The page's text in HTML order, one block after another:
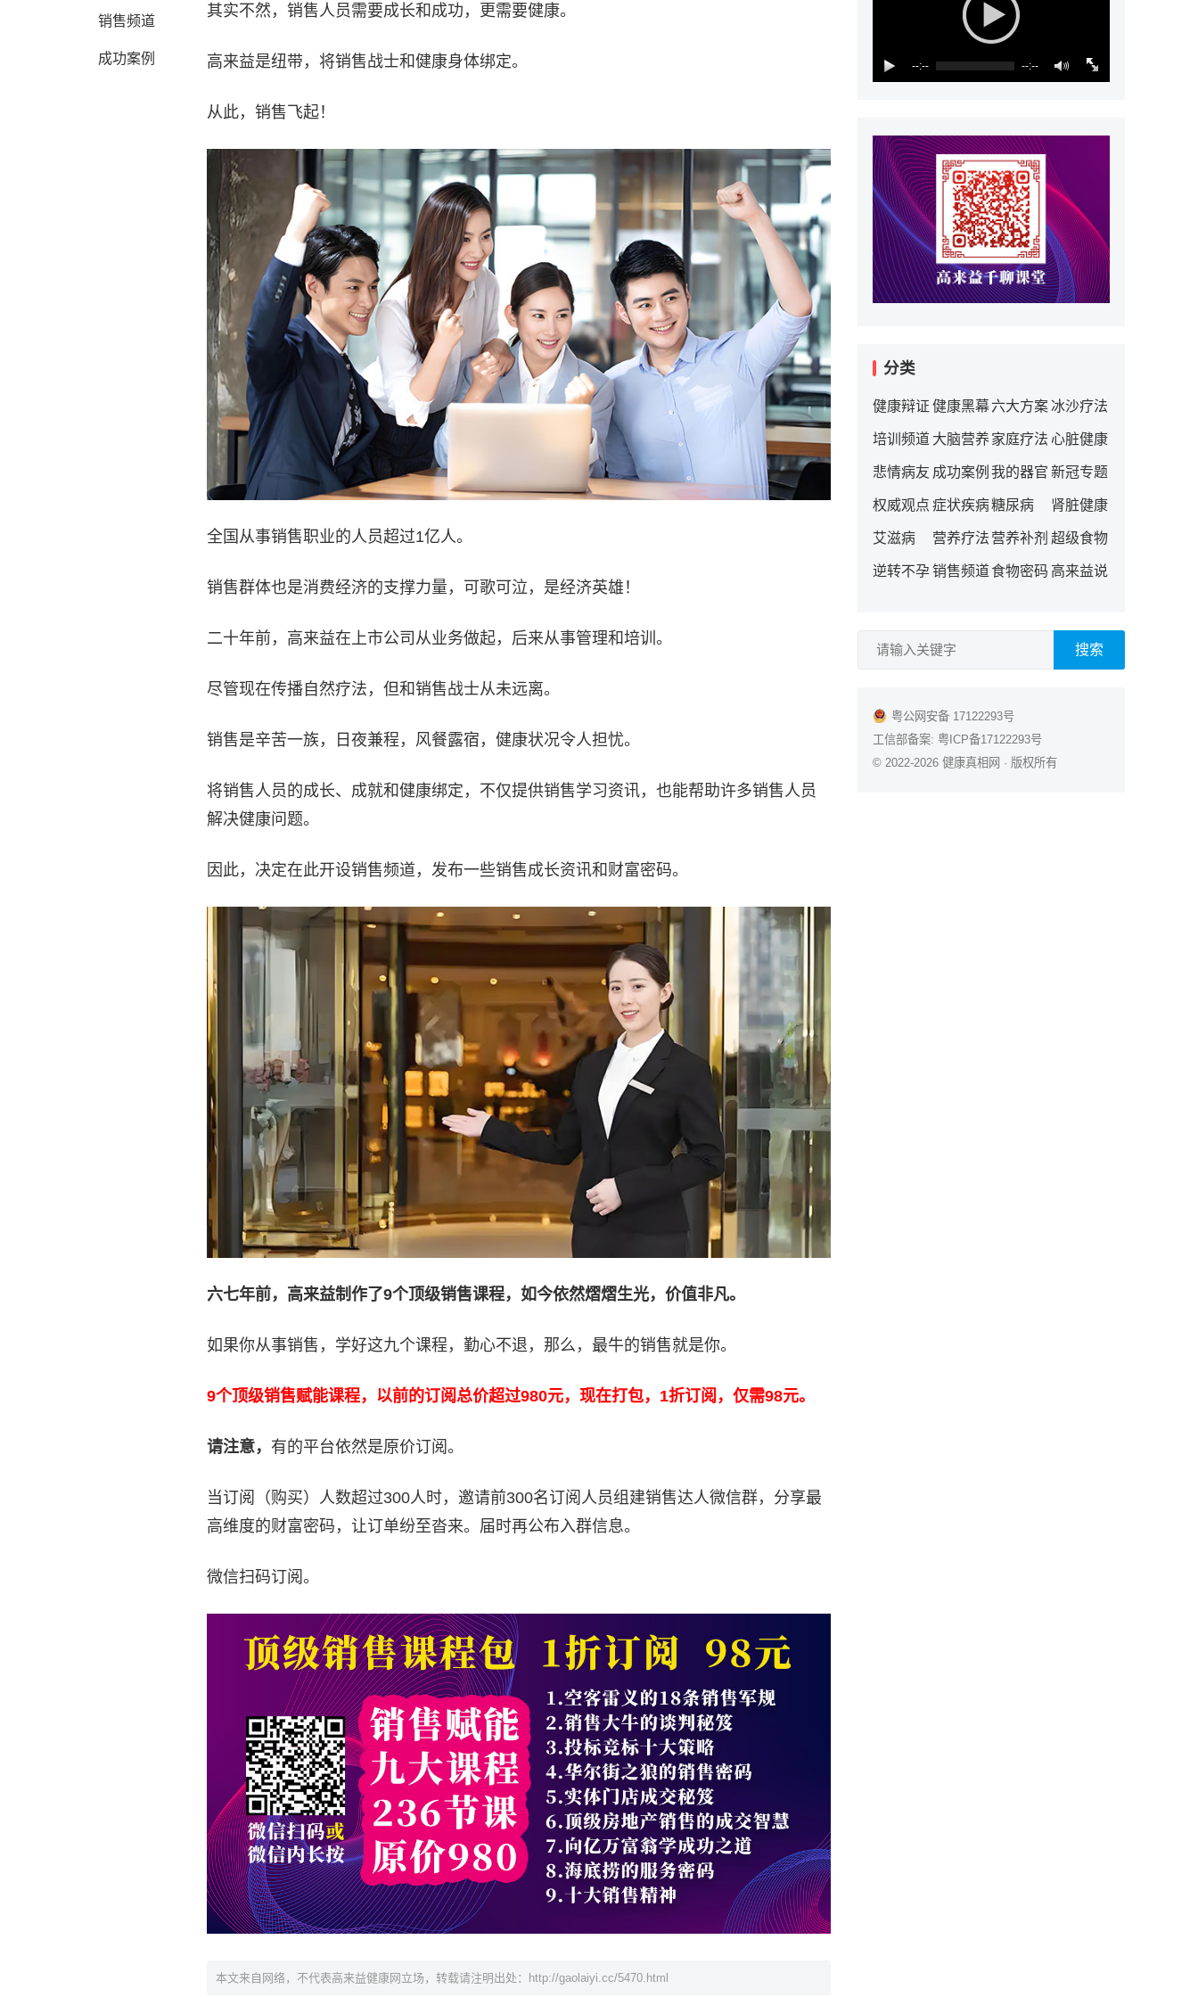
销售频道
成功案例
其实不然，销售人员需要成长和成功，更需要健康。
高来益是纽带，将销售战士和健康身体绑定。
从此，销售飞起！
全国从事销售职业的人员超过1亿人。
销售群体也是消费经济的支撑力量，可歌可泣，是经济英雄！
二十年前，高来益在上市公司从业务做起，后来从事管理和培训。
尽管现在传播自然疗法，但和销售战士从未远离。
销售是辛苦一族，日夜兼程，风餐露宿，健康状况令人担忧。
将销售人员的成长、成就和健康绑定，不仅提供销售学习资讯，也能帮助许多销售人员
解决健康问题。
因此，决定在此开设销售频道，发布一些销售成长资讯和财富密码。
六七年前，高来益制作了9个顶级销售课程，如今依然熠熠生光，价值非凡。
如果你从事销售，学好这九个课程，勤心不退，那么，最牛的销售就是你。
9个顶级销售赋能课程，以前的订阅总价超过980元，现在打包，1折订阅，仅需98元。
请注意， 有的平台依然是原价订阅。
当订阅（购买）人数超过300人时，邀请前300名订阅人员组建销售达人微信群，分享最
高维度的财富密码，让订单纷至沓来。届时再公布入群信息。
微信扫码订阅。
本文来自网络，不代表高来益健康网立场，转载请注明出处： http://gaolaiyi.cc/5470.html
--:-- --:--
分类
健康辩证 健康黑幕 六大方案冰沙疗法
培训频道 大脑营养 家庭疗法 心脏健康
悲情病友 成功案例 我的器官 新冠专题
权威观点 症状疾病糖尿病 肾脏健康
艾滋病 营养疗法 营养补剂 超级食物
逆转不孕销售频道食物密码 高来益说
搜索
粤公网安备 17122293号
工信部备案: 粤ICP备17122293号
© 2022-2026 健康真相网 · 版权所有